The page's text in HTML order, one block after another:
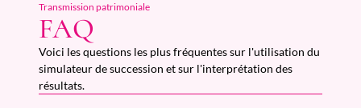
Transmission patrimoniale
FAQ
Voici les questions les plus fréquentes sur l'utilisation du
simulateur de succession et sur l'interprétation des
résultats.